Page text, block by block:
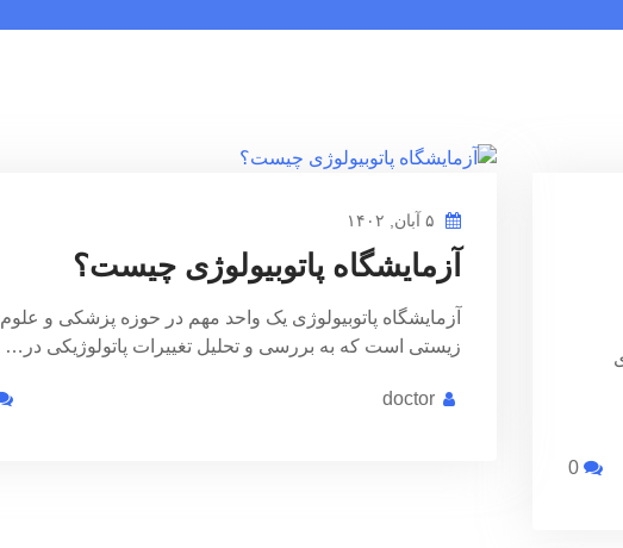
آزمایشگاه پاتوبیولوژی چیست؟
آزمایشگاه پاتوبیولوژی یک واحد مهم در حوزه پزشکی و علوم
زیستی است که به بررسی و تحلیل تغییرات پاتولوژیکی در…
doctor